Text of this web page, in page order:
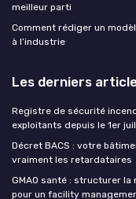
meilleur parti
Comment rédiger un
à l’industrie
Les derniers
Registre de sécurité
exploitants depuis le 1er
Décret BACS : votre
vraiment les retardataires
GMAO santé : structurer
pour un facility